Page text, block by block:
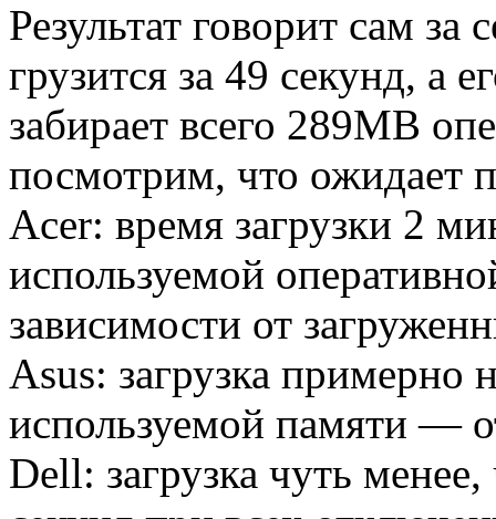
Результат говорит сам
грузится за 49 секунд, а
забирает всего 289МВ
посмотрим, что ожидает
Acer: время загрузки 2
используемой
зависимости от
Asus: загрузка
используемой памяти —
Dell: загрузка чуть